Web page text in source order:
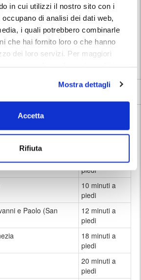
in cui utilizzi il nostro sito con i
di analisi dei dati web,
i quali potrebbero combinarle
che hai fornito loro o che hanno
dei loro servizi. Per maggiori
Mostra dettagli
Accetta
Rifiuta
Transport
custodito, cctv
8.9
|Venezia
luoghi di interesse:
dei Miracoli
10 minuti a
piedi
10 minuti a
piedi
e Paolo (San
12 minuti a
piedi
18 minuti a
piedi
20 minuti a
piedi